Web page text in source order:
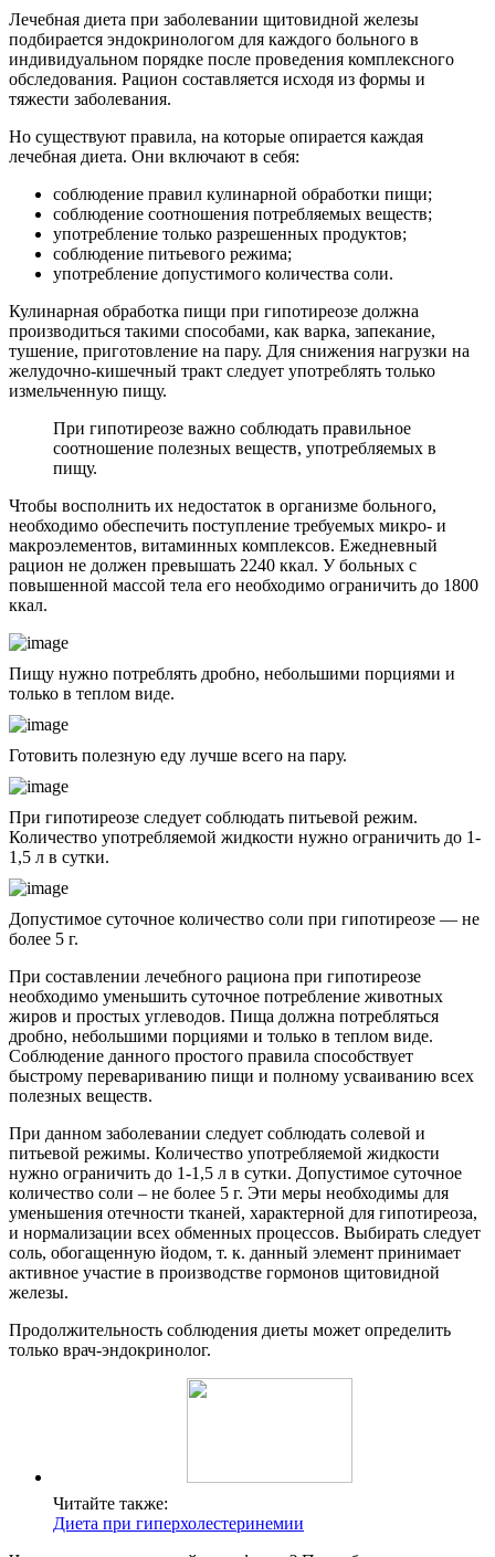
Лечебная диета при заболевании щитовидной железы
подбирается эндокринологом для каждого больного в
индивидуальном порядке после проведения комплексного
обследования. Рацион составляется исходя из формы и
тяжести заболевания.
Но существуют правила, на которые опирается каждая
лечебная диета. Они включают в себя:
соблюдение правил кулинарной обработки пищи;
соблюдение соотношения потребляемых веществ;
употребление только разрешенных продуктов;
соблюдение питьевого режима;
употребление допустимого количества соли.
Кулинарная обработка пищи при гипотиреозе должна
производиться такими способами, как варка, запекание,
тушение, приготовление на пару. Для снижения нагрузки на
желудочно-кишечный тракт следует употреблять только
измельченную пищу.
При гипотиреозе важно соблюдать правильное
соотношение полезных веществ, употребляемых в
пищу.
Чтобы восполнить их недостаток в организме больного,
необходимо обеспечить поступление требуемых микро- и
макроэлементов, витаминных комплексов. Ежедневный
рацион не должен превышать 2240 ккал. У больных с
повышенной массой тела его необходимо ограничить до 1800
ккал.
Пищу нужно потреблять дробно, небольшими порциями и
только в теплом виде.
Готовить полезную еду лучше всего на пару.
При гипотиреозе следует соблюдать питьевой режим.
Количество употребляемой жидкости нужно ограничить до 1-
1,5 л в сутки.
Допустимое суточное количество соли при гипотиреозе — не
более 5 г.
При составлении лечебного рациона при гипотиреозе
необходимо уменьшить суточное потребление животных
жиров и простых углеводов. Пища должна потребляться
дробно, небольшими порциями и только в теплом виде.
Соблюдение данного простого правила способствует
быстрому перевариванию пищи и полному усваиванию всех
полезных веществ.
При данном заболевании следует соблюдать солевой и
питьевой режимы. Количество употребляемой жидкости
нужно ограничить до 1-1,5 л в сутки. Допустимое суточное
количество соли – не более 5 г. Эти меры необходимы для
уменьшения отечности тканей, характерной для гипотиреоза,
и нормализации всех обменных процессов. Выбирать следует
соль, обогащенную йодом, т. к. данный элемент принимает
активное участие в производстве гормонов щитовидной
железы.
Продолжительность соблюдения диеты может определить
только врач-эндокринолог.
Читайте также:
Диета при гиперхолестеринемии